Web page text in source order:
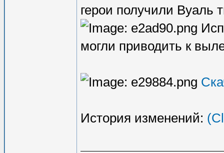
герои получили Вуаль
могли приводить к
История изменений: